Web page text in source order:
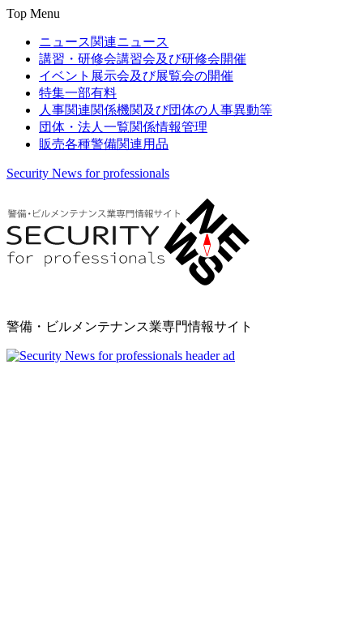
Top Menu
ニュース関連ニュース
講習・研修会講習会及び研修会開催
イベント 展示会及び展覧会の開催
特集一部有料
人事関連関係機関及び団体の人事異動等
団体・法人一覧関係情報管理
販売各種警備関連用品
Security News for professionals
警備・ビルメンテナンス業専門情報サイト